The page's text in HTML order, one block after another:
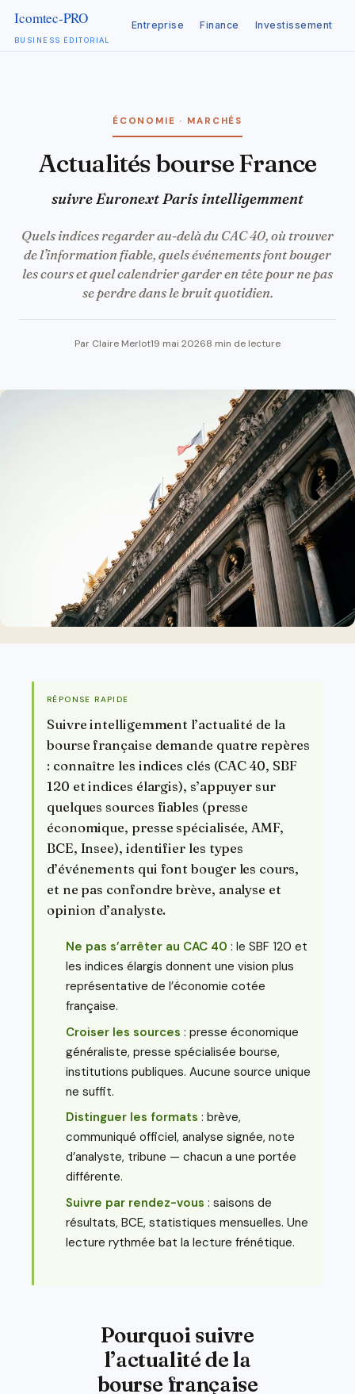
BUSINESS ÉDITORIAL
Entreprise Finance Investissement
ÉCONOMIE · MARCHÉS
Actualités bourse France
suivre Euronext Paris intelligemment
Quels indices regarder au-delà du CAC 40, où trouver
de l’information fiable, quels événements font bouger
les cours et quel calendrier garder en tête pour ne pas
se perdre dans le bruit quotidien.
Par Claire Merlot19 mai 20268 min de lecture
RÉPONSE RAPIDE
Suivre intelligemment l’actualité de la
bourse française demande quatre repères
: connaître les indices clés (CAC 40, SBF
120 et indices élargis), s’appuyer sur
quelques sources fiables (presse
économique, presse spécialisée, AMF,
BCE, Insee), identifier les types
d’événements qui font bouger les cours,
et ne pas confondre brève, analyse et
opinion d’analyste.
Ne pas s’arrêter au CAC 40 : le SBF 120 et
les indices élargis donnent une vision plus
représentative de l’économie cotée
française.
Croiser les sources : presse économique
généraliste, presse spécialisée bourse,
institutions publiques. Aucune source unique
ne suffit.
Distinguer les formats : brève,
communiqué officiel, analyse signée, note
d’analyste, tribune — chacun a une portée
différente.
Suivre par rendez-vous : saisons de
résultats, BCE, statistiques mensuelles. Une
lecture rythmée bat la lecture frénétique.
Pourquoi suivre
l’actualité de la
bourse française